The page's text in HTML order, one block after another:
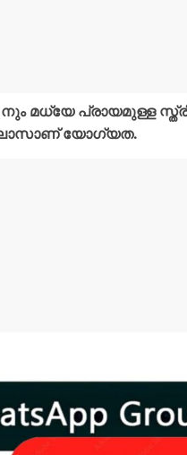
മധ്യേ പ്രായമുള്ള
ക്ലാസാണ് യോഗ്യത.